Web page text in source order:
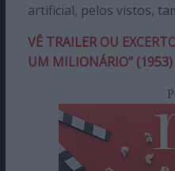
artificial, pelos vistos,
VÊ TRAILER OU
UM MILIONÁRIO” (1953)